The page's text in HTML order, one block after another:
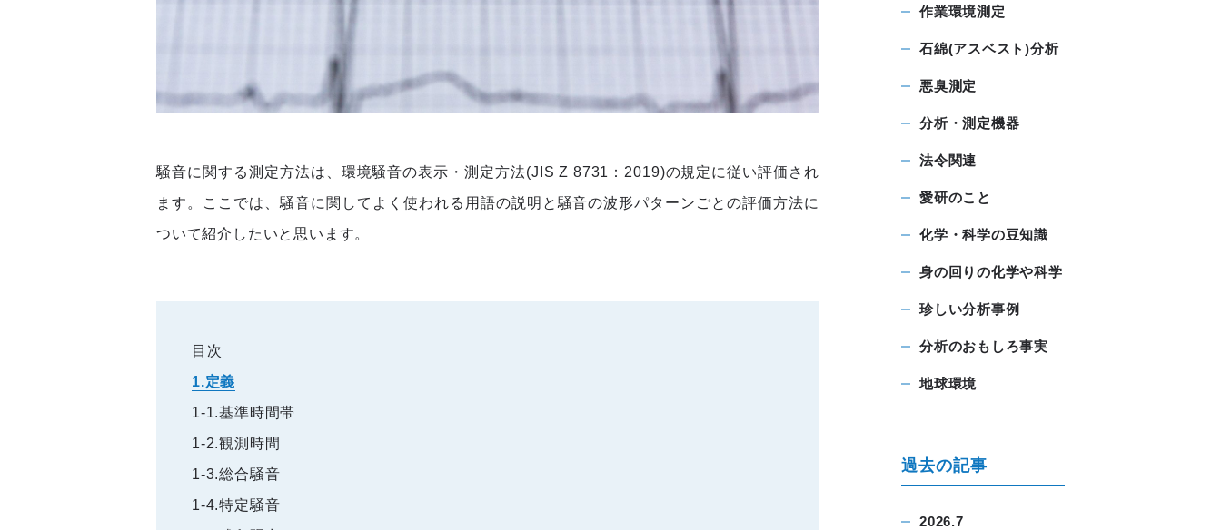
騒音に関する測定方法は、環境騒音の表示・測定方法(JIS Z 8731：2019)の規定に従い評価され
ます。ここでは、騒音に関してよく使われる用語の説明と騒音の波形パターンごとの評価方法に
ついて紹介したいと思います。
目次
1.定義
1-1.基準時間帯
1-2.観測時間
1-3.総合騒音
1-4.特定騒音
作業環境測定
石綿(アスベスト)分析
悪臭測定
分析・測定機器
法令関連
愛研のこと
化学・科学の豆知識
身の回りの化学や科学
珍しい分析事例
分析のおもしろ事実
地球環境
過去の記事
2026.7